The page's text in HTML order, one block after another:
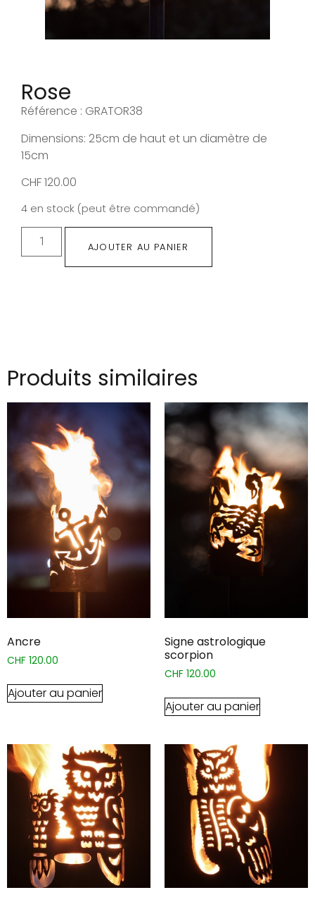
Rose
Référence : GRATOR38
Dimensions: 25cm de haut et un diamètre de
15cm
CHF120.00
4 en stock (peut être commandé)
AJOUTER AU PANIER
Produits similaires
Ancre
CHF 120.00
Ajouter au panier
Signe astrologique
scorpion
CHF 120.00
Ajouter au panier